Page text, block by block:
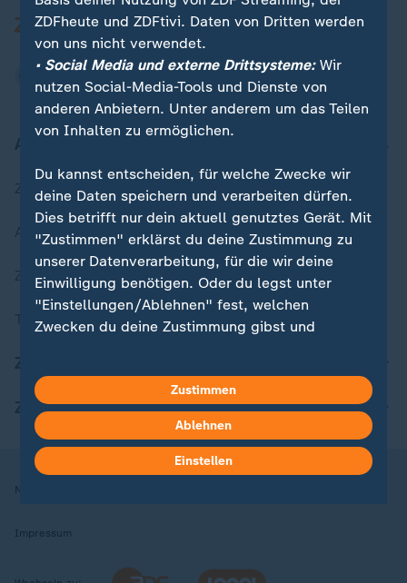
Zuletzt veröffentlicht
Aktuelle Sendungs-Videos
ZDFheute Stories
Themen im Überblick
ZDFheute Apps
Nutzungsbedingungen
Impressum
ZDFheute und ZDFtivi. Daten von Dritten werden
von uns nicht verwendet.
• Social Media und externe Drittsysteme:Wir
nutzen Social-Media-Tools und Dienste von
anderen Anbietern. Unter anderem um das Teilen
von Inhalten zu ermöglichen.
Du kannst entscheiden, für welche Zwecke wir
deine Daten speichern und verarbeiten dürfen.
Dies betrifft nur dein aktuell genutztes Gerät. Mit
"Zustimmen" erklärst du deine Zustimmung zu
unserer Datenverarbeitung, für die wir deine
Einwilligung benötigen. Oder du legst unter
"Einstellungen/Ablehnen" fest, welchen
Zwecken du deine Zustimmung gibst und
in deinen Einstellungen widerrufen oder ändern.
Hier findest du das Impressum.
Weitere Informationen findest du in unserer
Datenschutzerklärung.
Zustimmen
Ablehnen
Einstellen